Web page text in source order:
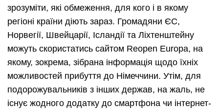
зрозуміти, які обмеження, для кого і в якому
регіоні країни діють зараз. Громадяни ЄС,
Норвегії, Швейцарії, Ісландії та Ліхтенштейну
можуть скористатись сайтом Reopen Europa, на
якому, зокрема, зібрана інформація щодо їхніх
можливостей прибуття до Німеччини. Утім, для
подорожувальників з інших держав, на жаль, не
існує жодного додатку до смартфона чи інтернет-